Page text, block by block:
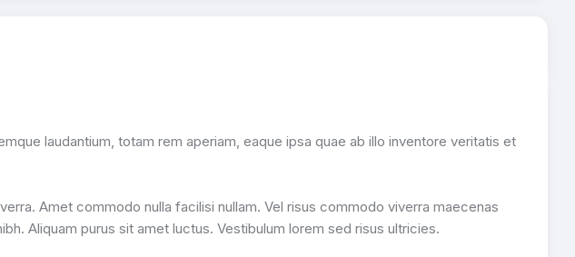
laudantium, totam rem aperiam, eaque ipsa quae ab illo inventore veritatis et
Amet commodo nulla facilisi nullam. Vel risus commodo viverra maecenas
Aliquam purus sit amet luctus. Vestibulum lorem sed risus ultricies.